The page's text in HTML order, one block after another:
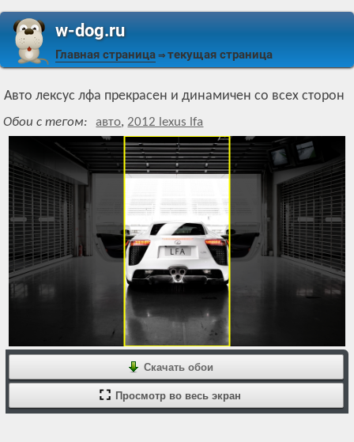
w-dog.ru
Главная страница ⇒ текущая страница
Авто лексус лфа прекрасен и динамичен со всех сторон
Обои с тегом: авто,2012 lexus lfa
Скачать обои
Просмотр во весь экран